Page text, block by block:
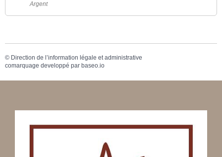
Argent
© Direction de l’information légale et administrative
comarquage developpé par baseo.io